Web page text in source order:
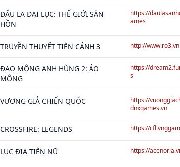
ĐẤU LA ĐẠI LỤC: THẾ GIỚI SĂN
HỒN
https://
ames
TRUYỀN THUYẾT TIÊN CẢNH 3 http://www.ro3.vn
ĐẠO MỘNG ANH HÙNG 2: ẢO
MỘNG
https://
s
VƯƠNG GIẢ CHIẾN QUỐC
https://
dnxgames.vn
CROSSFIRE: LEGENDS https://
LỤC ĐỊA TIÊN NỮ https://